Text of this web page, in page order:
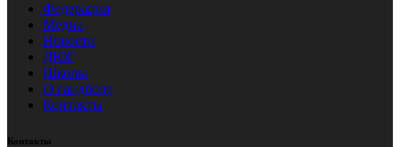
Федерация
Медиа
Новости
ДЮГ
Школы
О гандболе
Контакты
Контакты